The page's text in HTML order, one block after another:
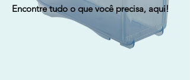
Encontre tudo o que você precisa, aqui!